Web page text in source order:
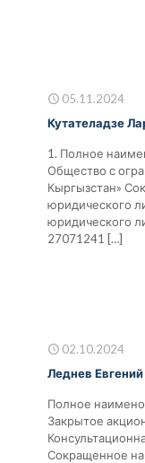
05.11.2024
Кутателадзе
1. Полное
Общество с
Кыргызстан»
юридического
юридического
27071241 […]
02.10.2024
Леднев
Полное
Закрытое
Сокращенное